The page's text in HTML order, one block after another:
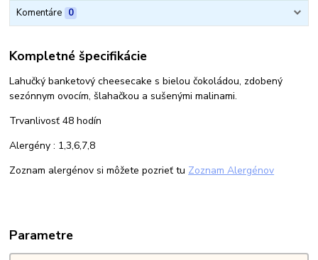
Komentáre 0
Kompletné špecifikácie
Lahučký banketový cheesecake s bielou čokoládou, zdobený
sezónnym ovocím, šlahačkou a sušenými malinami.
Trvanlivosť 48 hodín
Alergény : 1,3,6,7,8
Zoznam alergénov si môžete pozrieť tu Zoznam Alergénov
Parametre